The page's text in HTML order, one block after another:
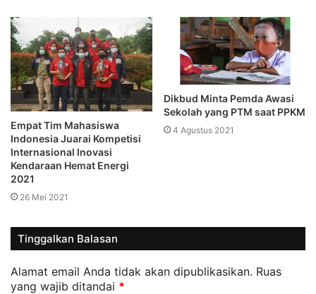
Empat Tim Mahasiswa
Indonesia Juarai Kompetisi
Internasional Inovasi
Kendaraan Hemat Energi
2021
26 Mei 2021
Dikbud Minta Pemda Awasi
Sekolah yang PTM saat PPKM
4 Agustus 2021
Tinggalkan Balasan
Alamat email Anda tidak akan dipublikasikan. Ruas
yang wajib ditandai *